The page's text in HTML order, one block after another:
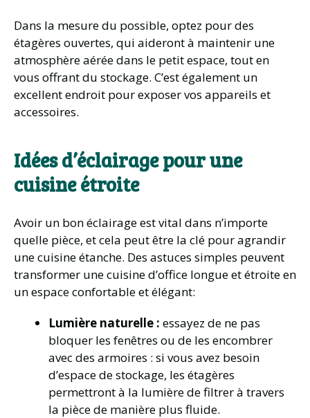
Dans la mesure du possible, optez pour des
étagères ouvertes, qui aideront à maintenir une
atmosphère aérée dans le petit espace, tout en
vous offrant du stockage. C’est également un
excellent endroit pour exposer vos appareils et
accessoires.
Idées d’éclairage pour une
cuisine étroite
Avoir un bon éclairage est vital dans n’importe
quelle pièce, et cela peut être la clé pour agrandir
une cuisine étanche. Des astuces simples peuvent
transformer une cuisine d’office longue et étroite en
un espace confortable et élégant:
Lumière naturelle : essayez de ne pas
bloquer les fenêtres ou de les encombrer
avec des armoires : si vous avez besoin
d’espace de stockage, les étagères
permettront à la lumière de filtrer à travers
la pièce de manière plus fluide.